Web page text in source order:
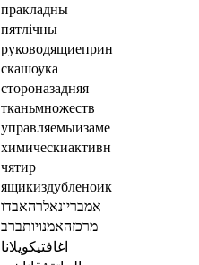
пракладны
пятлічны
руководящиеприн
скашоука
стороназадняя
тканьмножеств
управляемыизаме
химическиактивн
чятир
ящикиздубленоик
אמבריונאלרהאבדו
מרכזהאמנויותברב
اغافتيكويلانا